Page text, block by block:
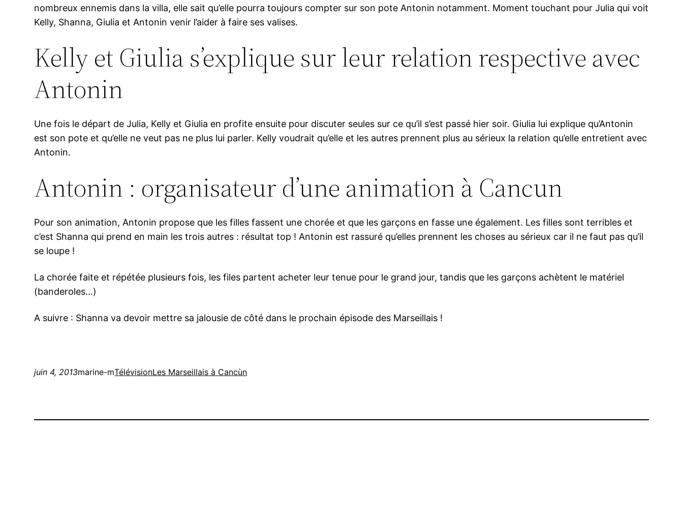
nombreux ennemis dans la villa, elle sait qu’elle pourra toujours compter sur son pote Antonin notamment. Moment touchant pour Julia qui voit
Kelly, Shanna, Giulia et Antonin venir l’aider à faire ses valises.
Kelly et Giulia s’explique sur leur relation respective avec
Antonin
Une fois le départ de Julia, Kelly et Giulia en profite ensuite pour discuter seules sur ce qu’il s’est passé hier soir. Giulia lui explique qu’Antonin
est son pote et qu’elle ne veut pas ne plus lui parler. Kelly voudrait qu’elle et les autres prennent plus au sérieux la relation qu’elle entretient avec
Antonin.
Antonin : organisateur d’une animation à Cancun
Pour son animation, Antonin propose que les filles fassent une chorée et que les garçons en fasse une également. Les filles sont terribles et
c’est Shanna qui prend en main les trois autres : résultat top ! Antonin est rassuré qu’elles prennent les choses au sérieux car il ne faut pas qu’il
se loupe !
La chorée faite et répétée plusieurs fois, les files partent acheter leur tenue pour le grand jour, tandis que les garçons achètent le matériel
(banderoles…)
A suivre : Shanna va devoir mettre sa jalousie de côté dans le prochain épisode des Marseillais !
juin 4, 2013marine-mTélévisionLes Marseillais à Cancùn